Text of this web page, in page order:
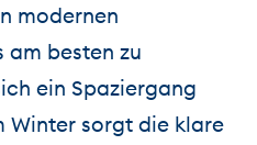
modernen
am besten zu
ein Spaziergang
Winter sorgt die klare